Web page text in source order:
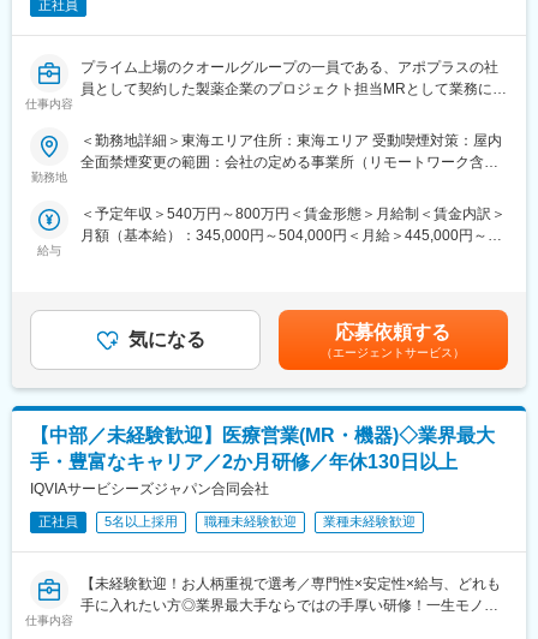
環境を整えることができ、顧客からの信頼が厚いためです。
CSOは本部のバックアップ体制が何より重要です。1人のプロジ
ェクトマネージャーが管理する営業は約20名程度であり、相談事
も可能です。また、クライアント・社内評価に基いた明確な評価
制度により、キャリアや年収アップに向けた目標を定めやすい環
■基本的に稼働率は100%！
常時、待機期間が発生することが無いよう隙間なくアサインをし
ています。これも比較的少数規模に抑えて運営を行っているから
こそ実現ができていることであり、強みの部分です。
■数字で見るEPファーマライン（2025年10月時点）：
・従業員数1400名以上／入社3年以内の離職率6%
・男女比4:6
・有給取得率70%
・医療系有資格者：1040名在籍
変更の範囲：会社の定める業務
正社員
仕事内容
プライム上場のクオールグループの一員である、アポプラスの社
員として契約した製薬企業のプロジェクト担当MRとして業務に従
メーカーなどプロジェクトは多岐に渡りますので、今までの経験
を活かせる環境が整っています。
用情報を収集を行っていただきます。
・新薬のプロモーション
※プロジェクトマネージャー、スーパーバイザー(SV)より、日々の
活動についてフォローを受けられる環境です。全国にSVを配置
し、素早くフォローができる体制をとっています。
■キャリアパス：コントラクトMRとしての働き方以外にも、スキ
ルアップを図りプロジェクトマネージャー等のマネジメント業
務、あるいは本社スタッフとしてMR経験を活かした業務に就くな
どのキャリアパスもございます。
■特徴：
(1)充実した教育体制：
・製品研修（約2週間～2ヶ月、プロジェクトによる）：入社オリ
・継続教育：APS COLLEGEという当社オリジナルの教育システ
ムがございます。まず、G（ジェネラル）MRとして基礎を身に着
勤務地
＜勤務地詳細＞東海エリア住所：東海エリア 受動喫煙対策：屋内
全面禁煙変更の範囲：会社の定める事業所（リモートワーク含
給与
＜予定年収＞540万円～800万円＜賃金形態＞月給制＜賃金内訳＞
月額（基本給）：345,000円～504,000円＜月給＞445,000円～
す。※その他の手当は「待遇・福利厚生」欄をご参照ください。昇
給：年1回★頑張りに応じて年収UP★赴任先の評価次第で大幅に
年収をUPできます。（年2回業績給改定）賃金はあくまでも目安
の金額であり、選考を通じて上下する可能性があります。月給(月
額)は固定手当を含めた表記です。
気になる 応募依頼する
（エージェントサービス）
【中部／未経験歓迎】医療営業(MR・機器)◇業界最大
手・豊富なキャリア／2か月研修／年休130日以上
IQVIAサービシーズジャパン合同会社
正社員 5名以上採用 職種未経験歓迎 業種未経験歓迎
仕事内容
【未経験歓迎！お人柄重視で選考／専門性×安定性×給与、どれも
手に入れたい方◎業界最大手ならではの手厚い研修！一生モノの